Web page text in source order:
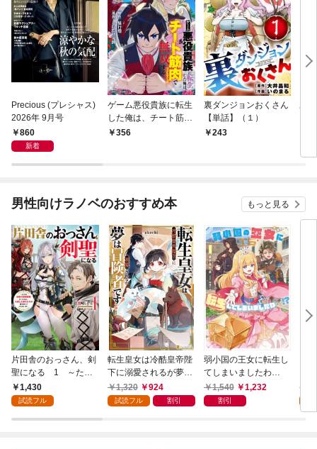
Precious (プレシャス)
2026年 9月号
860
新着
ゲーム悪役貴族に転生
した俺は、チート筋肉
で無双する【単話】
356
裏ダンジョンおくさん
【単話】（１）
243
あ
男性向けラノベのおすすめ本 もっと見る
片田舎のおっさん、剣
聖になる 1 ～ただ
の田舎の剣術師範だっ
たのに、大成した弟子
ない件～
1,430
試読フル
転生皇女は冷酷皇帝陛
下に溺愛されるが夢は
冒険者です！
1,320 924
試読フル 割引
弱小国の王女に転生し
てしまいましたわ
～！？ 1巻
1,540 1,232
割引